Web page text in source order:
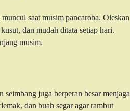
saat musim pancaroba. Oleskan
dan mudah ditata setiap hari.
musim.
juga berperan besar menjaga
dan buah segar agar rambut